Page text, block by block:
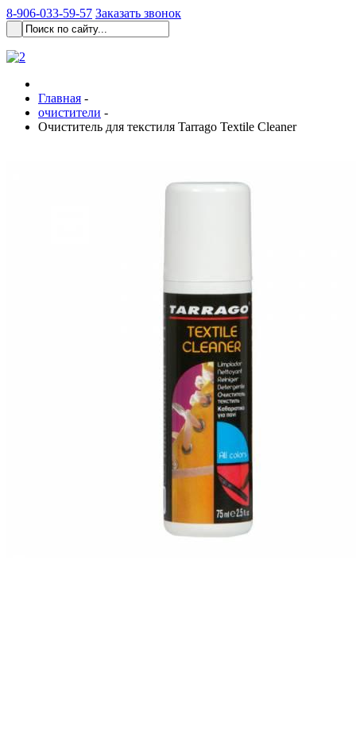
8-906-033-59-57 Заказать звонок
Главная -
очистители -
Очиститель для текстиля Tarrago Textile Cleaner